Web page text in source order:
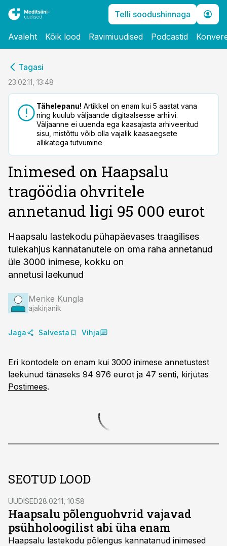
Telli soodushinnaga
Avaleht Kõik lood Ravimiuudised Podcastid
Tagasi
23.02.11, 13:48
Tähelepanu! Artikkel on enam kui 5 aastat vana
ning kuulub väljaande digitaalsesse arhiivi.
Väljaanne ei uuenda ega kaasajasta arhiveeritud
sisu, mistõttu võib olla vajalik kaasaegsete
allikatega tutvumine
Inimesed on Haapsalu
tragöödia ohvritele
annetanud ligi 95 000 eurot
Haapsalu lastekodu pühapäevases traagilises
tulekahjus kannatanutele on oma raha annetanud
üle 3000 inimese, kokku on
annetusi laekunud
Merike Kungla
ajakirjanik
Jaga Salvesta Vihja
Eri kontodele on enam kui 3000 inimese annetustest
laekunud tänaseks 94 976 eurot ja 47 senti, kirjutas
Postimees.
SEOTUD LOOD
UUDISED28.02.11, 10:58
Haapsalu põlenguohvrid vajavad
psühholoogilist abi üha enam
Haapsalu lastekodu põlengus kannatanud inimesed